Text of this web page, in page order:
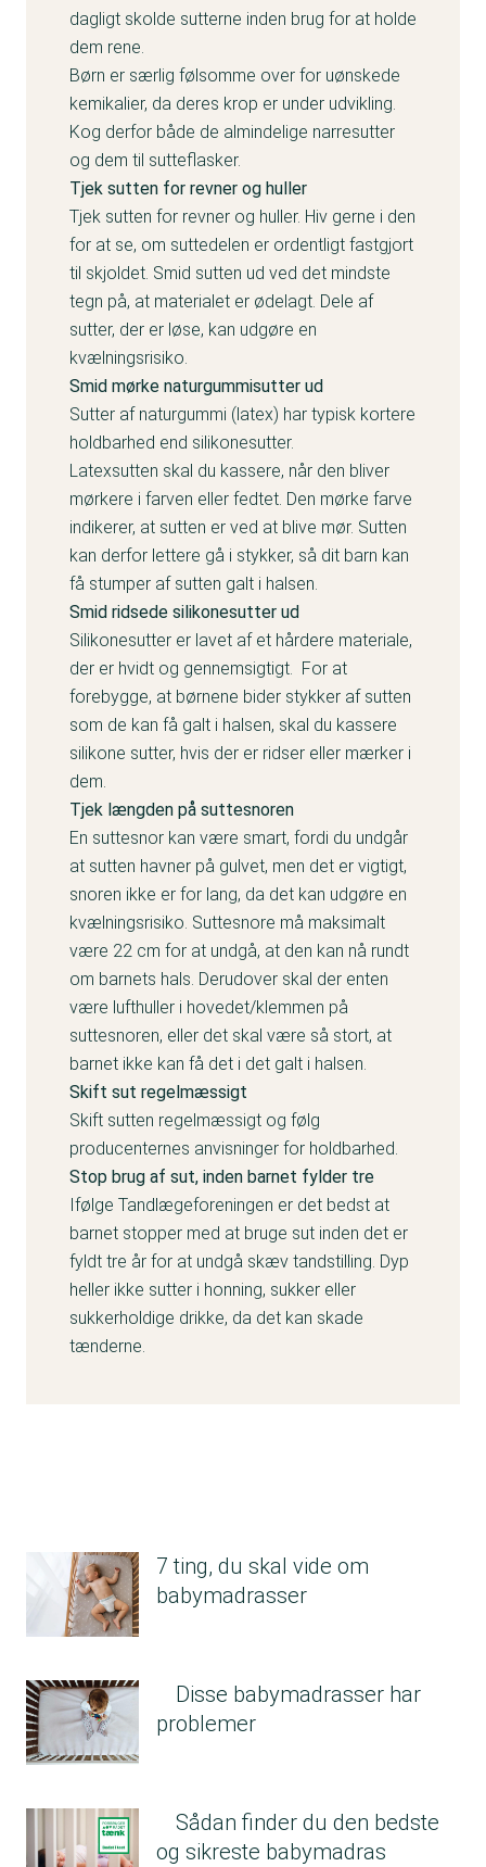
dagligt skolde sutterne inden brug for at holde
dem rene.
Børn er særlig følsomme over for uønskede
kemikalier, da deres krop er under udvikling.
Kog derfor både de almindelige narresutter
og dem til sutteflasker.
Tjek sutten for revner og huller
Tjek sutten for revner og huller. Hiv gerne i den
for at se, om suttedelen er ordentligt fastgjort
til skjoldet. Smid sutten ud ved det mindste
tegn på, at materialet er ødelagt. Dele af
sutter, der er løse, kan udgøre en
kvælningsrisiko.
Smid mørke naturgummisutter ud
Sutter af naturgummi (latex) har typisk kortere
holdbarhed end silikonesutter.
Latexsutten skal du kassere, når den bliver
mørkere i farven eller fedtet. Den mørke farve
indikerer, at sutten er ved at blive mør. Sutten
kan derfor lettere gå i stykker, så dit barn kan
få stumper af sutten galt i halsen.
Smid ridsede silikonesutter ud
Silikonesutter er lavet af et hårdere materiale,
der er hvidt og gennemsigtigt. For at
forebygge, at børnene bider stykker af sutten
som de kan få galt i halsen, skal du kassere
silikone sutter, hvis der er ridser eller mærker i
dem.
Tjek længden på suttesnoren
En suttesnor kan være smart, fordi du undgår
at sutten havner på gulvet, men det er vigtigt,
snoren ikke er for lang, da det kan udgøre en
kvælningsrisiko. Suttesnore må maksimalt
være 22 cm for at undgå, at den kan nå rundt
om barnets hals. Derudover skal der enten
være lufthuller i hovedet/klemmen på
suttesnoren, eller det skal være så stort, at
barnet ikke kan få det i det galt i halsen.
Skift sut regelmæssigt
Skift sutten regelmæssigt og følg
producenternes anvisninger for holdbarhed.
Stop brug af sut, inden barnet fylder tre
Ifølge Tandlægeforeningen er det bedst at
barnet stopper med at bruge sut inden det er
fyldt tre år for at undgå skæv tandstilling. Dyp
heller ikke sutter i honning, sukker eller
sukkerholdige drikke, da det kan skade
tænderne.
7 ting, du skal vide om
babymadrasser
Disse babymadrasser har
problemer
Sådan finder du den bedste
og sikreste babymadras